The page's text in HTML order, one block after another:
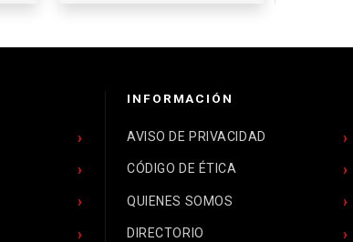
INFORMACIÓN
AVISO DE PRIVACIDAD
CÓDIGO DE ÉTICA
QUIENES SOMOS
DIRECTORIO